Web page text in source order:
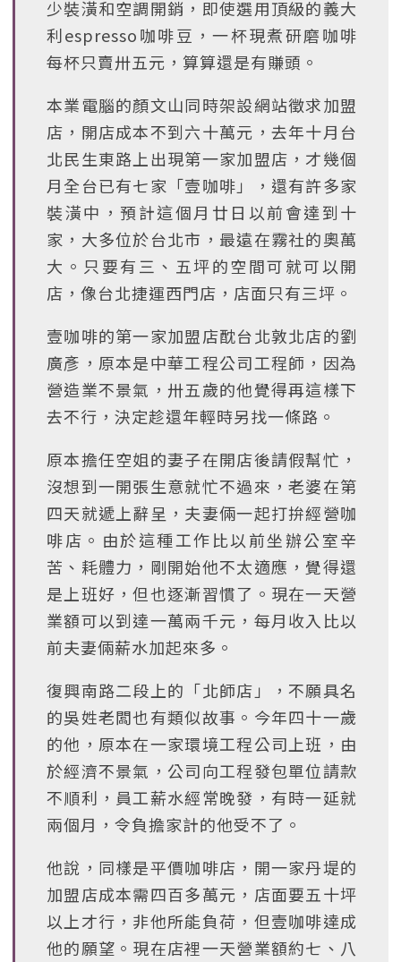
少裝潢和空調開銷，即使選用頂級的義大
利espresso咖啡豆，一杯現煮研磨咖啡
每杯只賣卅五元，算算還是有賺頭。
本業電腦的顏文山同時架設網站徵求加盟
店，開店成本不到六十萬元，去年十月台
北民生東路上出現第一家加盟店，才幾個
月全台已有七家「壹咖啡」，還有許多家
裝潢中，預計這個月廿日以前會達到十
家，大多位於台北市，最遠在霧社的奧萬
大。只要有三、五坪的空間可就可以開
店，像台北捷運西門店，店面只有三坪。
壹咖啡的第一家加盟店酖台北敦北店的劉
廣彥，原本是中華工程公司工程師，因為
營造業不景氣，卅五歲的他覺得再這樣下
去不行，決定趁還年輕時另找一條路。
原本擔任空姐的妻子在開店後請假幫忙，
沒想到一開張生意就忙不過來，老婆在第
四天就遞上辭呈，夫妻倆一起打拚經營咖
啡店。由於這種工作比以前坐辦公室辛
苦、耗體力，剛開始他不太適應，覺得還
是上班好，但也逐漸習慣了。現在一天營
業額可以到達一萬兩千元，每月收入比以
前夫妻倆薪水加起來多。
復興南路二段上的「北師店」，不願具名
的吳姓老闆也有類似故事。今年四十一歲
的他，原本在一家環境工程公司上班，由
於經濟不景氣，公司向工程發包單位請款
不順利，員工薪水經常晚發，有時一延就
兩個月，令負擔家計的他受不了。
他說，同樣是平價咖啡店，開一家丹堤的
加盟店成本需四百多萬元，店面要五十坪
以上才行，非他所能負荷，但壹咖啡達成
他的願望。現在店裡一天營業額約七、八